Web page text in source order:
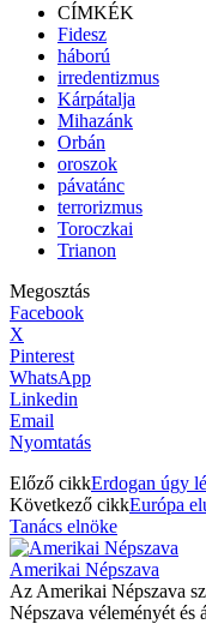
CÍMKÉK
Fidesz
háború
irredentizmus
Kárpátalja
Mihazánk
Orbán
oroszok
pávatánc
terrorizmus
Toroczkai
Trianon
Megosztás
Facebook
X
Pinterest
WhatsApp
Linkedin
Email
Nyomtatás
Előző cikkErdogan úgy
Következő cikkEurópa
Tanács elnöke
Amerikai Népszava
Az Amerikai Népszava
Népszava véleményét és